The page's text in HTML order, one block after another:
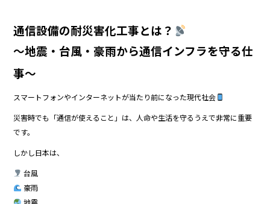
通信設備の耐災害化工事とは？
〜地震・台風・豪雨から通信インフラを守る仕
事〜
スマートフォンやインターネットが当たり前になった現代社会
災害時でも「通信が使えること」は、人命や生活を守るうえで非常に重要
です。
しかし日本は、
台風
豪雨
地震